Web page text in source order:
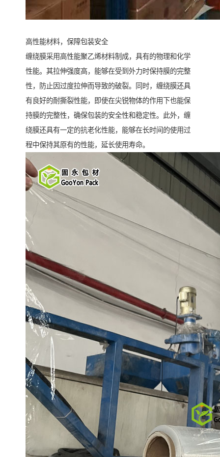
高性能材料，保障包装安全
缠绕膜采用高性能聚乙烯材料制成，具有的物理和化学
性能。其拉伸强度高，能够在受到外力时保持膜的完整
性，防止因过度拉伸而导致的破裂。同时，缠绕膜还具
有良好的耐撕裂性能，即使在尖锐物体的作用下也能保
持膜的完整性，确保包装的安全性和稳定性。此外，缠
绕膜还具有一定的抗老化性能，能够在长时间的使用过
程中保持其原有的性能，延长使用寿命。